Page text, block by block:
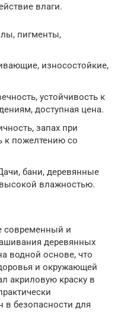
влаги.
пигменты,
износостойкие,
устойчивость к
доступная цена.
запах при
к пожелтению со
бани, деревянные
влажностью.
современный и
деревянных
водной основе, что
и окружающей
акриловую краску в
в безопасности для